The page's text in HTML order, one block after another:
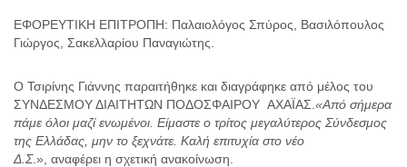
ΕΦΟΡΕΥΤΙΚΗ ΕΠΙΤΡΟΠΗ: Παλαιολόγος Σπύρος, Βασιλόπουλος
Γιώργος, Σακελλαρίου Παναγιώτης.
Ο Τσιρίνης Γιάννης παραιτήθηκε και διαγράφηκε από μέλος του
ΣΥΝΔΕΣΜΟΥ ΔΙΑΙΤΗΤΩΝ ΠΟΔΟΣΦΑΙΡΟΥ ΑΧΑΪΑΣ. «Από σήμερα
πάμε όλοι μαζί ενωμένοι. Είμαστε ο τρίτος μεγαλύτερος Σύνδεσμος
της Ελλάδας, μην το ξεχνάτε. Καλή επιτυχία στο νέο
Δ.Σ.», αναφέρει η σχετική ανακοίνωση.